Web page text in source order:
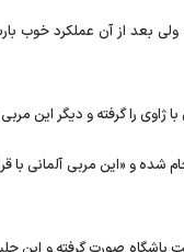
ولی بعد از آن عملکرد خوب
را گرفته و دیگر این
شده و «این مربی آلمانی